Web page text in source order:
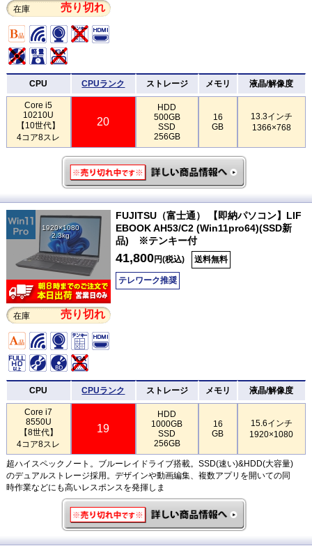
在庫 売り切れ
CPU CPUランク ストレージ メモリ 液晶/解像度
Core i5
10210U
【10世代】
4コア8スレ
20
HDD
500GB
SSD
256GB
16
GB
13.3インチ
1366×768
1920×1080
2.3kg
在庫 売り切れ
FUJITSU（富士通） 【即納パソコン】LIF
EBOOK AH53/C2 (Win11pro64)(SSD新
品) ※テンキー付
41,800円(税込) 送料無料
テレワーク推奨
CPU CPUランク ストレージ メモリ 液晶/解像度
Core i7
8550U
【8世代】
4コア8スレ
19
HDD
1000GB
SSD
256GB
16
GB
15.6インチ
1920×1080
超ハイスペックノート。ブルーレイドライブ搭載。SSD(速い)&HDD(大容量)
のデュアルストレージ採用。デザインや動画編集、複数アプリを開いての同
時作業などにも高いレスポンスを発揮しま